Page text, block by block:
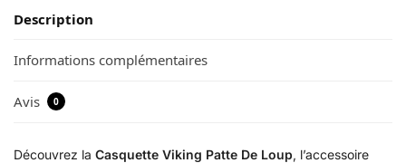
Description
Informations complémentaires
Avis 0
Découvrez la Casquette Viking Patte De Loup, l’accessoire